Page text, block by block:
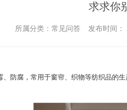
求求你
所属分类：常见问答 发布时间
、防腐，常用于窗帘、织物等纺织品的